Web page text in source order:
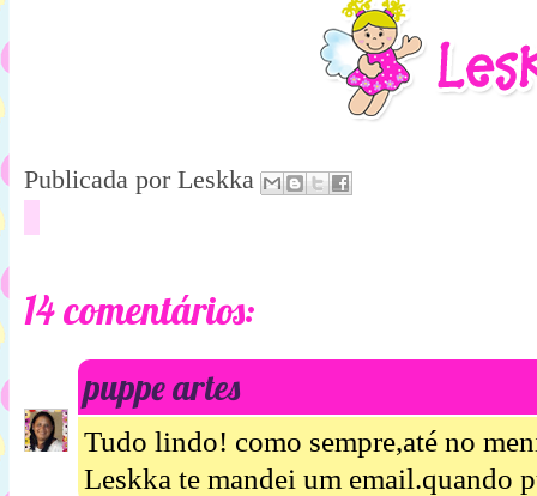
Publicada por Leskka
14 comentários:
puppe artes
Tudo lindo! como sempre,até no
Leskka te mandei um email.quando